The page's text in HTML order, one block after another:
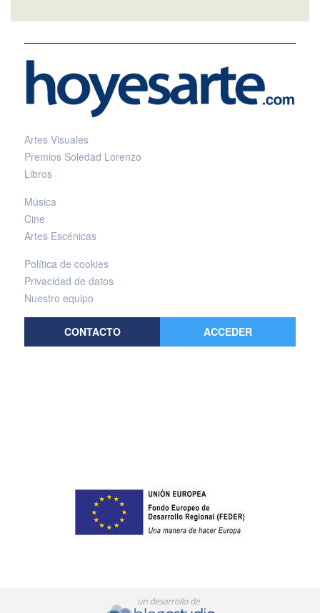
Artes Visuales
Premios Soledad Lorenzo
Libros
Música
Cine
Artes Escénicas
Política de cookies
Privacidad de datos
Nuestro equipo
CONTACTO ACCEDER